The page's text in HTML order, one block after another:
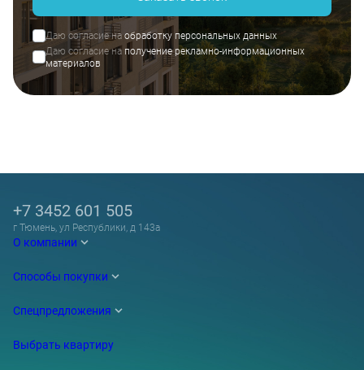
Даю согласие наобработку персональных данных
Даю согласие на получение рекламно-информационных
материалов
О компании
Способы покупки
Спецпредложения
Выбрать квартиру
+7 3452 601 505
г Тюмень, ул Республики, д 143а